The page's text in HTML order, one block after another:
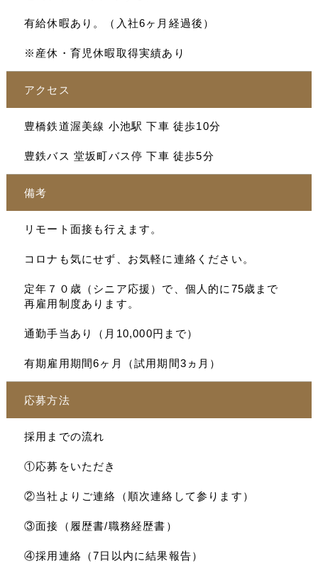
有給休暇あり。（入社6ヶ月経過後）
※産休・育児休暇取得実績あり
アクセス
豊橋鉄道渥美線 小池駅 下車 徒歩10分
豊鉄バス 堂坂町バス停 下車 徒歩5分
備考
リモート面接も行えます。
コロナも気にせず、お気軽に連絡ください。
定年７０歳（シニア応援）で、個人的に75歳まで
再雇用制度あります。
通勤手当あり（月10,000円まで）
有期雇用期間6ヶ月（試用期間3ヵ月）
応募方法
採用までの流れ
①応募をいただき
②当社よりご連絡（順次連絡して参ります）
③面接（履歴書/職務経歴書）
④採用連絡（7日以内に結果報告）